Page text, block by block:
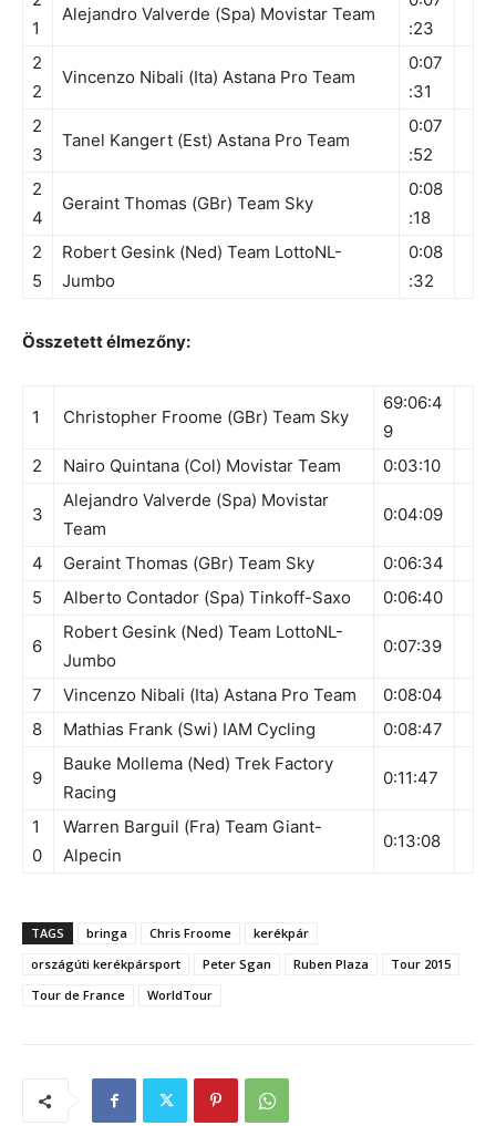
1
Alejandro Valverde (Spa) Movistar Team
:23
2
2
Vincenzo Nibali (Ita) Astana Pro Team
0:07
:31
2
3
Tanel Kangert (Est) Astana Pro Team
0:07
:52
2
4
Geraint Thomas (GBr) Team Sky
0:08
:18
2
5
Robert Gesink (Ned) Team LottoNL-
Jumbo
0:08
:32
Összetett élmezőny:
1 Christopher Froome (GBr) Team Sky
69:06:4
9
2
Nairo Quintana (Col) Movistar Team 0:03:10
3
Alejandro Valverde (Spa) Movistar
Team
0:04:09
4 Geraint Thomas (GBr) Team Sky
0:06:34
5
Alberto Contador (Spa) Tinkoff-Saxo 0:06:40
6
Robert Gesink (Ned) Team LottoNL-
Jumbo
0:07:39
7 Vincenzo Nibali (Ita) Astana Pro Team
0:08:04
8
Mathias Frank (Swi) IAM Cycling 0:08:47
9
Bauke Mollema (Ned) Trek Factory
Racing
0:11:47
1
0
Warren Barguil (Fra) Team Giant-
Alpecin
0:13:08
TAGS bringa Chris Froome
kerékpár
országúti kerékpársport
Peter Sgan Ruben Plaza
Tour 2015
Tour de France
WorldTour